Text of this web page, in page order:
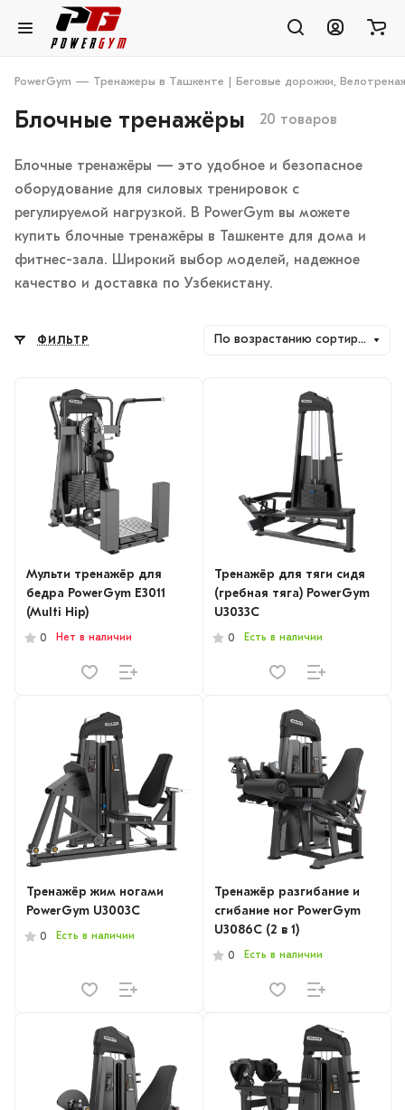
PowerGym — Тренажеры в Ташкенте | Беговые дорожки,
Блочные тренажёры 20 товаров
Блочные тренажёры — это удобное и безопасное
оборудование для силовых тренировок с
регулируемой нагрузкой. В PowerGym вы можете
купить блочные тренажёры в Ташкенте для дома и
фитнес-зала. Широкий выбор моделей, надежное
качество и доставка по Узбекистану.
ФИЛЬТР По возрастанию сортировки
Мульти тренажёр для
бедра PowerGym E3011
(Multi Hip)
0 Нет в наличии
Тренажёр для тяги сидя
(гребная тяга) PowerGym
U3033C
0 Есть в наличии
Тренажёр жим ногами
PowerGym U3003C
0 Есть в наличии
Тренажёр разгибание и
сгибание ног PowerGym
U3086C (2 в 1)
0 Есть в наличии